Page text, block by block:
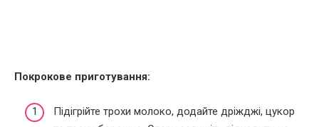
Покрокове приготування:
Підігрійте трохи молоко, додайте дріжджі, цукор